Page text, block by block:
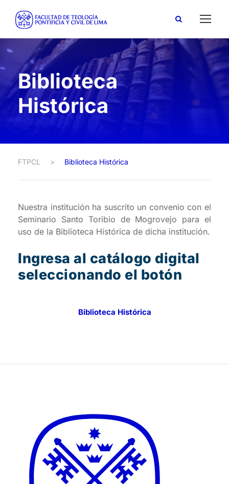
Biblioteca
Histórica
FTPCL > Biblioteca Histórica
Nuestra institución ha suscrito un convenio con el
Seminario Santo Toribio de Mogrovejo para el
uso de la Biblioteca Histórica de dicha institución.
Ingresa al catálogo digital
seleccionando el botón
Biblioteca Histórica